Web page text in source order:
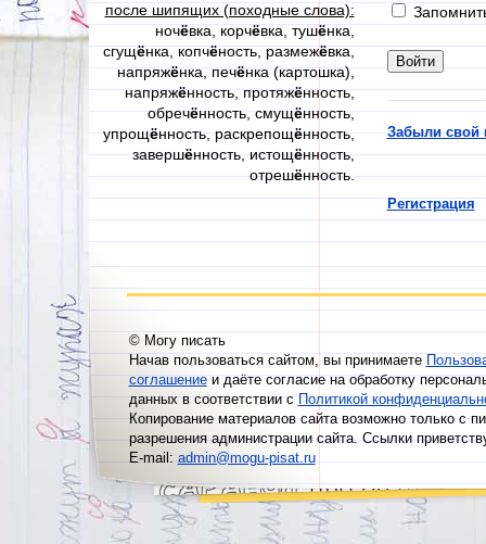
после шипящих (походные слова):
ночёвка, корчёвка, тушёнка,
сгущёнка, копчёность, размежёвка,
напряжёнка, печёнка (картошка),
напряжённость, протяжённость,
обречённость, смущённость,
упрощённость, раскрепощённость,
завершённость, истощённость,
отрешённость.
Забыли свой
Регистрация
© Могу писать
Начав пользоваться сайтом, вы принимаете
соглашениеи даёте согласие на обработку
данных в соответствии сПолитикой
Копирование материалов сайта возможно только с
разрешения администрации сайта. Ссылки
E-mail:admin@mogu-pisat.ru